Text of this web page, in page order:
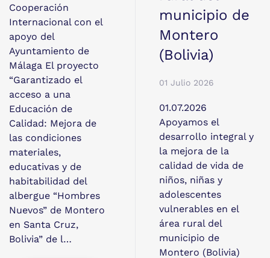
Cooperación
Internacional con el
apoyo del
Ayuntamiento de
Málaga El proyecto
“Garantizado el
acceso a una
Educación de
Calidad: Mejora de
las condiciones
materiales,
educativas y de
habitabilidad del
albergue “Hombres
Nuevos” de Montero
en Santa Cruz,
Bolivia” de l…
municipio de
Montero
(Bolivia)
01 Julio 2026
01.07.2026
Apoyamos el
desarrollo integral y
la mejora de la
calidad de vida de
niños, niñas y
adolescentes
vulnerables en el
área rural del
municipio de
Montero (Bolivia)